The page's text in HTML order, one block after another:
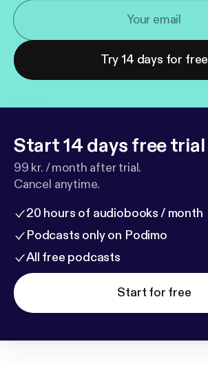
Try 14 days for free
Start 14 days free trial
99 kr. / month after trial.
Cancel anytime.
20 hours of audiobooks / month
Podcasts only on Podimo
All free podcasts
Start for free